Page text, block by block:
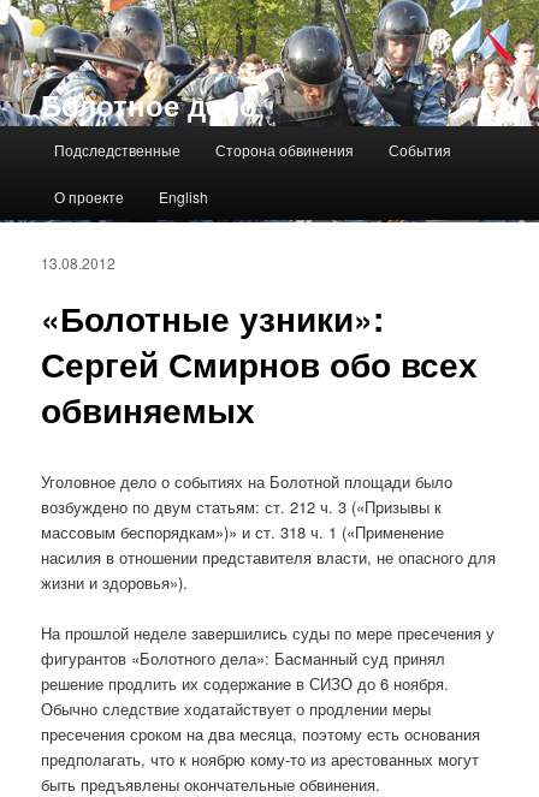
Болотное дело
Подследственные Сторона обвинения События
О проекте English
«Болотные узники»:
Сергей Смирнов обо всех
обвиняемых
13.08.2012
Уголовное дело о событиях на Болотной площади было
возбуждено по двум статьям: ст. 212 ч. 3 («Призывы к
массовым беспорядкам»)» и ст. 318 ч. 1 («Применение
насилия в отношении представителя власти, не опасного для
жизни и здоровья»).
На прошлой неделе завершились суды по мере пресечения у
фигурантов «Болотного дела»: Басманный суд принял
решение продлить их содержание в СИЗО до 6 ноября.
Обычно следствие ходатайствует о продлении меры
пресечения сроком на два месяца, поэтому есть основания
предполагать, что к ноябрю кому-то из арестованных могут
быть предъявлены окончательные обвинения.